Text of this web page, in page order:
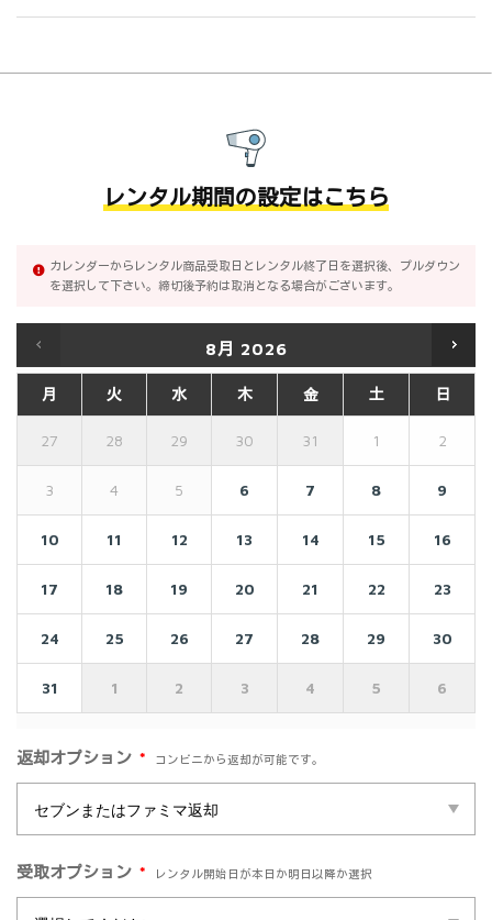
レンタル期間の設定はこちら
カレンダーからレンタル商品受取日とレンタル終了日を選択後、プルダウン
を選択して下さい。締切後予約は取消となる場合がございます。
8月 2026
月 火 水 木 金 土 日
27 28 29 30 31 1 2
3 4 5 6 7 8 9
10 11 12 13 14 15 16
17 18 19 20 21 22 23
24 25 26 27 28 29 30
31 1 2 3 4 5 6
返却オプション * コンビニから返却が可能です。
受取オプション * レンタル開始日が本日か明日以降か選択